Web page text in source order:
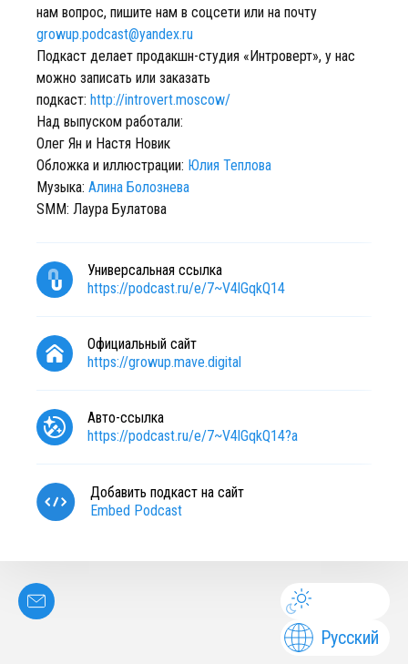
нам вопрос, пишите нам в соцсети или на почту
growup.podcast@yandex.ru
Подкаст делает продакшн-студия «Интроверт», у нас
можно записать или заказать
подкаст: http://introvert.moscow/
Над выпуском работали:
Олег Ян и Настя Новик
Обложка и иллюстрации: Юлия Теплова
Музыка: Алина Болознева
SMM: Лаура Булатова
Универсальная ссылка
https://podcast.ru/e/7~V4lGqkQ14
Официальный сайт
https://growup.mave.digital
Авто-ссылка
https://podcast.ru/e/7~V4lGqkQ14?a
Добавить подкаст на сайт
Embed Podcast
Русский